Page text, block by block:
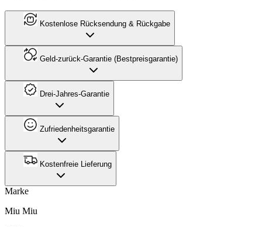
Kostenlose Rücksendung & Rückgabe
Geld-zurück-Garantie (Bestpreisgarantie)
Drei-Jahres-Garantie
Zufriedenheitsgarantie
Kostenfreie Lieferung
Marke
Miu Miu